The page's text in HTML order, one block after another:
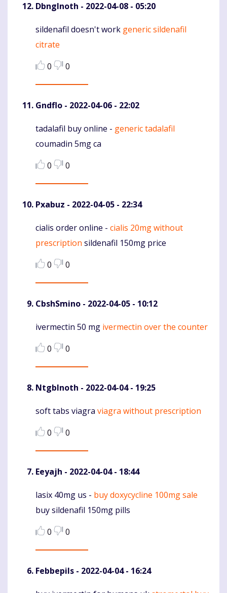
DbngInoth - 2022-04-08 - 05:20
Komentaras
sildenafil doesn't work generic sildenafil
citrate
0
0
Gndflo - 2022-04-06 - 22:02
Komentaras
tadalafil buy online - generic tadalafil
coumadin 5mg ca
0
0
Pxabuz - 2022-04-05 - 22:34
Komentaras
cialis order online - cialis 20mg without
prescription sildenafil 150mg price
0
0
CbshSmino - 2022-04-05 - 10:12
Komentaras
ivermectin 50 mg ivermectin over the counter
0
0
NtgbInoth - 2022-04-04 - 19:25
Komentaras
soft tabs viagra viagra without prescription
0
0
Eeyajh - 2022-04-04 - 18:44
Komentaras
lasix 40mg us - buy doxycycline 100mg sale
buy sildenafil 150mg pills
0
0
Febbepils - 2022-04-04 - 16:24